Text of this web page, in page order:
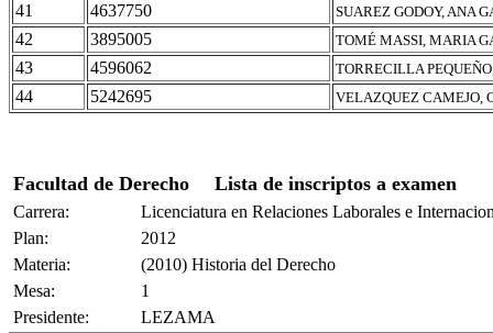
41 4637750 SUAREZ GODOY, ANA
42 3895005 TOMÉ MASSI, MARIA
43 4596062 TORRECILLA
44 5242695 VELAZQUEZ CAMEJO,
Facultad de Derecho Lista de inscriptos a examen
Carrera:
Licenciatura en Relaciones Laborales e
Plan:
2012
Materia:
(2010) Historia del Derecho
Mesa:
1
Presidente:
LEZAMA